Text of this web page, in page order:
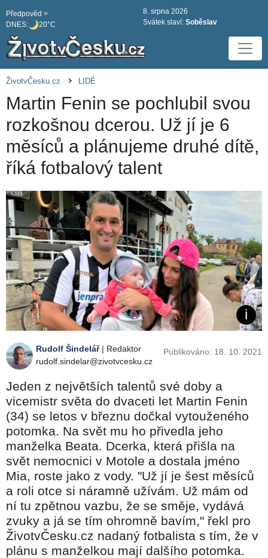
DNES: 20°C
Předpověd >
8. srpna 2026
Svátek slaví: Soběslav
ŽivotvČesku.cz LIDÉ
Martin Fenin se pochlubil svou
rozkošnou dcerou. Už jí je 6
měsíců a plánujeme druhé dítě,
říká fotbalový talent
Rudolf Šindelář| Redaktor
rudolf.sindelar@zivotvcesku.cz
Publikováno: 18. 10. 2021
Jeden z největších talentů své doby a
vicemistr světa do dvaceti let Martin Fenin
(34) se letos v březnu dočkal vytouženého
potomka. Na svět mu ho přivedla jeho
manželka Beata. Dcerka, která přišla na
svět nemocnici v Motole a dostala jméno
Mia, roste jako z vody. "Už jí je šest měsíců
a roli otce si náramně užívám. Už mám od
ní tu zpětnou vazbu, že se směje, vydává
zvuky a já se tím ohromně bavím," řekl pro
ŽivotvČesku.cz nadaný fotbalista s tím, že v
plánu s manželkou mají dalšího potomka.